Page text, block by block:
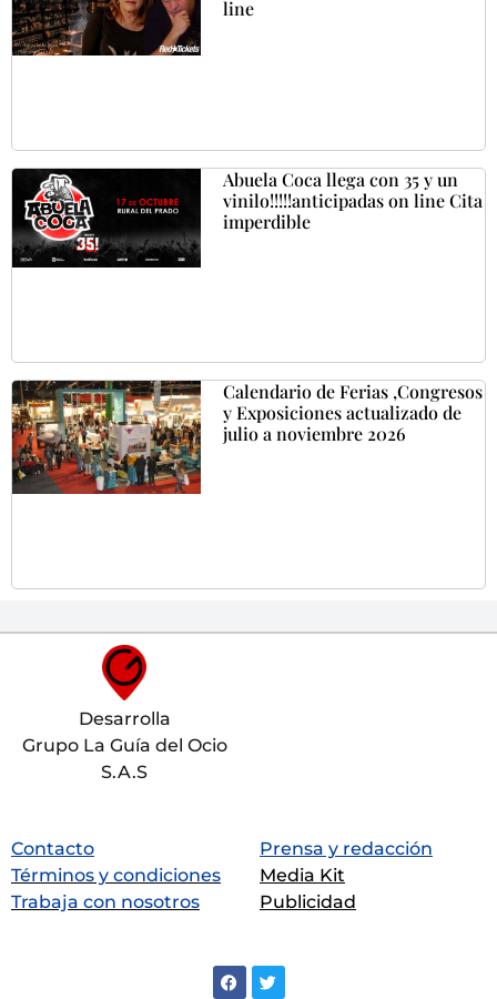
line
Abuela Coca llega con 35 y un
vinilo!!!!!anticipadas on line Cita
imperdible
Calendario de Ferias ,Congresos
y Exposiciones actualizado de
julio a noviembre 2026
Desarrolla
Grupo La Guía del Ocio
S.A.S
Contacto
Términos y condiciones
Trabaja con nosotros
Prensa y redacción
Media Kit
Publicidad